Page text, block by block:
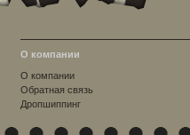
О компании
О компании
Обратная связь
Дропшиппинг